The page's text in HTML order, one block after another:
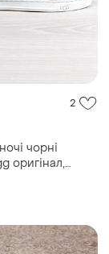
2
чорні
оригінал,